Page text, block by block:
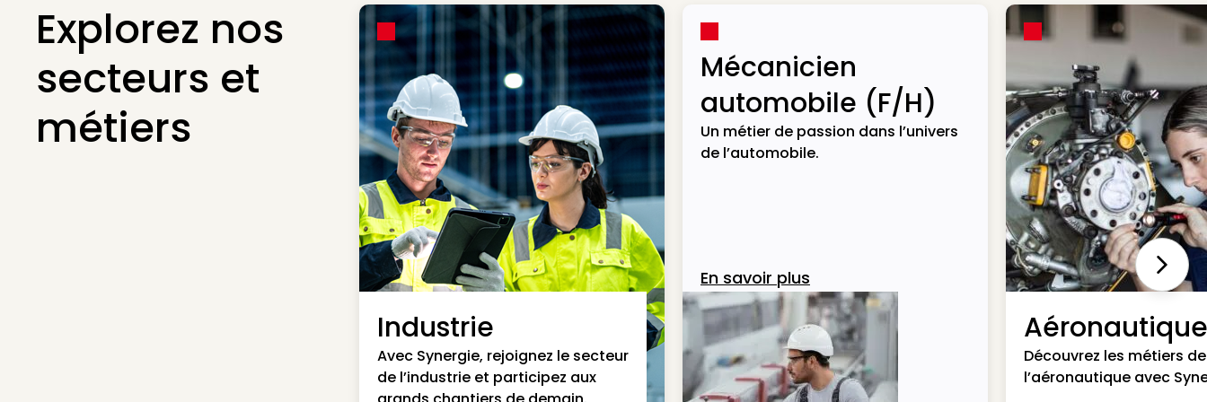
Explorez nos
secteurs et
métiers
Industrie
Avec Synergie, rejoignez le secteur
de l’industrie et participez aux
Mécanicien
automobile (F/H)
Un métier de passion dans l’univers
de l’automobile.
En savoir plus
Aéronautique
Découvrez les métiers de
l’aéronautique avec
Next